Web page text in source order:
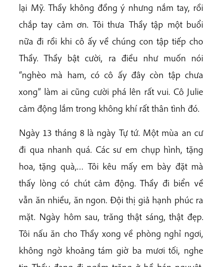
lại Mỹ. Thầy không đồng ý nhưng nắm tay, rồi
chắp tay cảm ơn. Tôi thưa Thầy tập một buổi
nữa đi rồi khi cô ấy về chúng con tập tiếp cho
Thầy. Thầy bật cười, ra điều như muốn nói
“nghèo mà ham, có cô ấy đây còn tập chưa
xong” làm ai cũng cười phá lên rất vui. Cô Julie
cảm động lắm trong không khí rất thân tình đó.
Ngày 13 tháng 8 là ngày Tự tứ. Một mùa an cư
đi qua nhanh quá. Các sư em chụp hình, tặng
hoa, tặng quà,… Tôi kêu mấy em bày đặt mà
thấy lòng có chút cảm động. Thầy đi biển về
vẫn ăn nhiều, ăn ngon. Đội thị giả hạnh phúc ra
mặt. Ngày hôm sau, trăng thật sáng, thật đẹp.
Tôi nấu ăn cho Thầy xong về phòng nghỉ ngơi,
không ngờ khoảng tám giờ ba mươi tối, nghe